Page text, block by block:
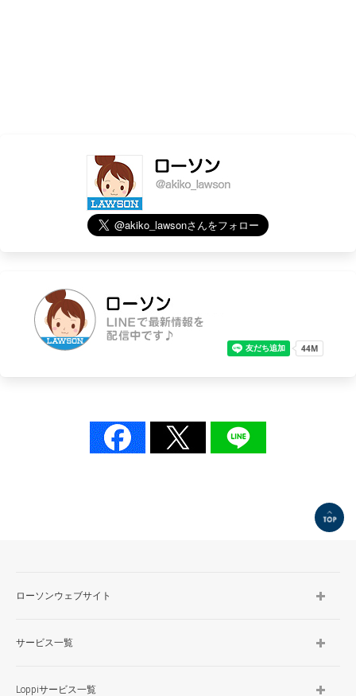
ローソンウェブサイト
サービス一覧
Loppiサービス一覧